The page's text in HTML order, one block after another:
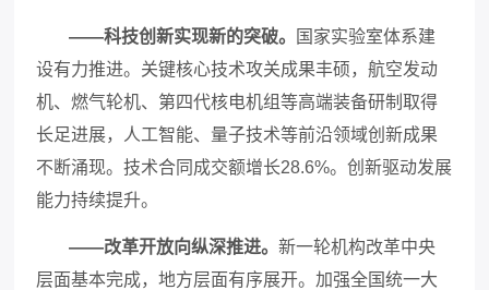
——科技创新实现新的突破。
国家实验室体系建
设有力推进。关键核心技术攻关成果丰硕，航空发动
机、燃气轮机、第四代核电机组等高端装备研制取得
长足进展，人工智能、量子技术等前沿领域创新成果
不断涌现。技术合同成交额增长28.6%。创新驱动发展
能力持续提升。
——改革开放向纵深推进。新一轮机构改革中央
层面基本完成，地方层面有序展开。加强全国统一大